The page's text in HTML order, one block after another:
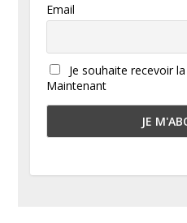
Email
Je souhaite recevoir
Maintenant